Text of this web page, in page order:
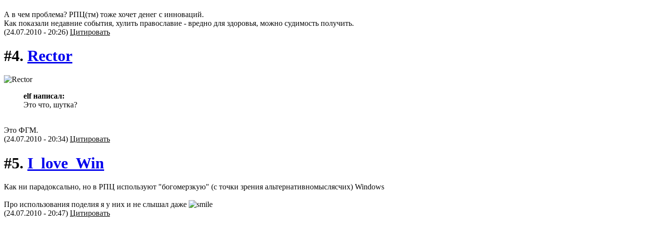
А в чем проблема? РПЦ(тм) тоже хочет денег с инноваций.
Как показали недавние события, хулить православие - вредно для здоровья, можно судимость получить.
(24.07.2010 - 20:26) Цитировать
#4. Rector
elf написал:
Это что, шутка?
Это ФГМ.
(24.07.2010 - 20:34) Цитировать
#5. I_love_Win
Как ни парадоксально, но в РПЦ используют "богомерзкую" (с точки зрения альтернативномыслясчих) Windows
Про использования поделия я у них и не слышал даже
(24.07.2010 - 20:47) Цитировать